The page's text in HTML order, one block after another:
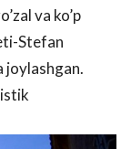
va ko’p
Stefan
joylashgan.